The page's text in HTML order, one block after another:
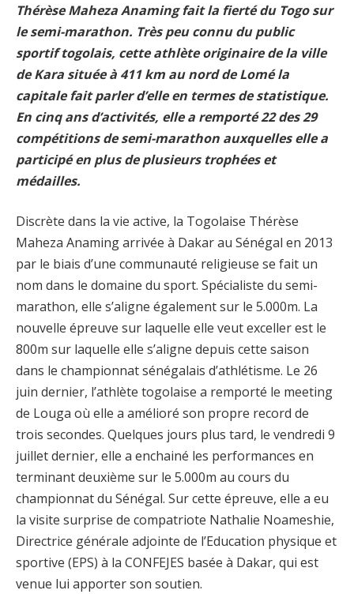
Thérèse Maheza Anaming fait la fierté du Togo sur
le semi-marathon. Très peu connu du public
sportif togolais, cette athlète originaire de la ville
de Kara située à 411 km au nord de Lomé la
capitale fait parler d’elle en termes de statistique.
En cinq ans d’activités, elle a remporté 22 des 29
compétitions de semi-marathon auxquelles elle a
participé en plus de plusieurs trophées et
médailles.
Discrète dans la vie active, la Togolaise Thérèse
Maheza Anaming arrivée à Dakar au Sénégal en 2013
par le biais d’une communauté religieuse se fait un
nom dans le domaine du sport. Spécialiste du semi-
marathon, elle s’aligne également sur le 5.000m. La
nouvelle épreuve sur laquelle elle veut exceller est le
800m sur laquelle elle s’aligne depuis cette saison
dans le championnat sénégalais d’athlétisme. Le 26
juin dernier, l’athlète togolaise a remporté le meeting
de Louga où elle a amélioré son propre record de
trois secondes. Quelques jours plus tard, le vendredi 9
juillet dernier, elle a enchainé les performances en
terminant deuxième sur le 5.000m au cours du
championnat du Sénégal. Sur cette épreuve, elle a eu
la visite surprise de compatriote Nathalie Noameshie,
Directrice générale adjointe de l’Education physique et
sportive (EPS) à la CONFEJES basée à Dakar, qui est
venue lui apporter son soutien.